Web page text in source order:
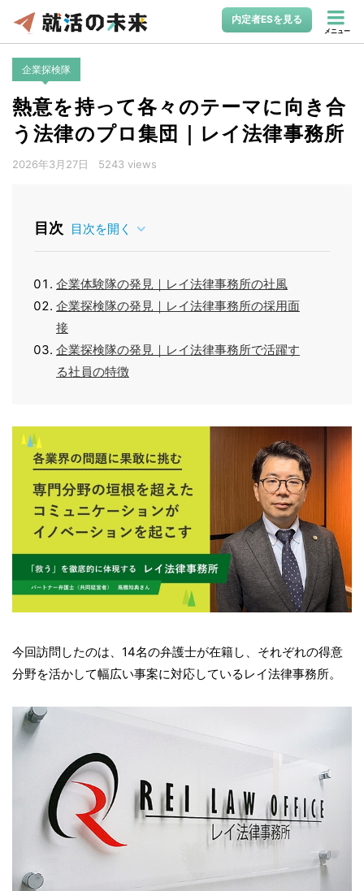
内定者ESを見る
メニュー
企業探検隊
熱意を持って各々のテーマに向き合
う法律のプロ集団｜レイ法律事務所
2026年3月27日 5243 views
目次 目次を開く
企業体験隊の発見｜レイ法律事務所の社風
企業探検隊の発見｜レイ法律事務所の採用面
接
企業探検隊の発見｜レイ法律事務所で活躍す
る社員の特徴
今回訪問したのは、14名の弁護士が在籍し、それぞれの得意
分野を活かして幅広い事案に対応しているレイ法律事務所。